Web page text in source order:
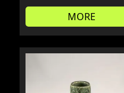
MORE